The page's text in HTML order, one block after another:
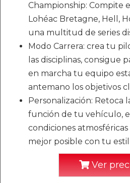
Championship: Compite
Lohéac Bretagne, Hell,
una multitud de series
Modo Carrera: crea tu
las disciplinas, consigue
en marcha tu equipo
antemano los objetivos
Personalización: Retoca
función de tu vehículo,
condiciones
mejor posible con tu
Ver